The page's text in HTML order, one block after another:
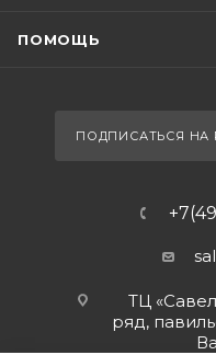
ПОМОЩЬ
ПОДПИСАТЬСЯ НА
ТЦ
ряд,